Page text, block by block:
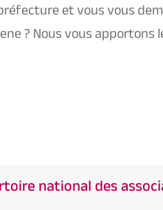
et vous vous
? Nous vous
national des